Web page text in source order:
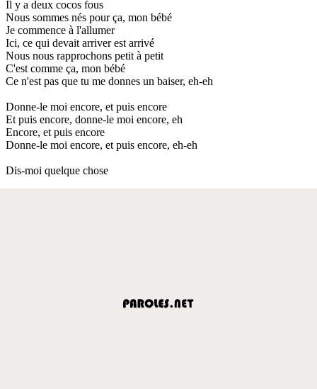
Il y a deux cocos fous
Nous sommes nés pour ça, mon bébé
Je commence à l'allumer
Ici, ce qui devait arriver est arrivé
Nous nous rapprochons petit à petit
C'est comme ça, mon bébé
Ce n'est pas que tu me donnes un baiser, eh-eh
Donne-le moi encore, et puis encore
Et puis encore, donne-le moi encore, eh
Encore, et puis encore
Donne-le moi encore, et puis encore, eh-eh
Dis-moi quelque chose